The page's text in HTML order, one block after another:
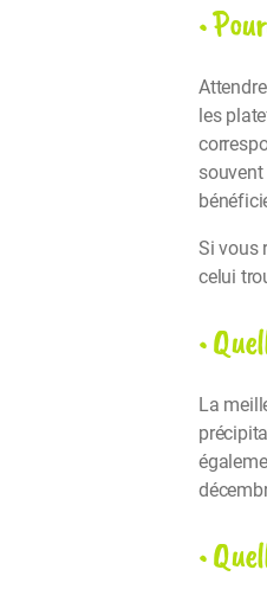
•
les
souvent
Si vous
celui
•
La
•